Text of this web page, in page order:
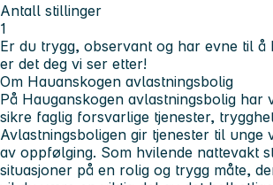
Antall stillinger
1
Er du trygg, observant og har evne til
er det deg vi ser etter!
Om Hauanskogen avlastningsbolig
På Hauganskogen avlastningsbolig
sikre faglig forsvarlige tjenester,
Avlastningsboligen gir tjenester til unge
av oppfølging. Som hvilende nattevakt
situasjoner på en rolig og trygg måte,